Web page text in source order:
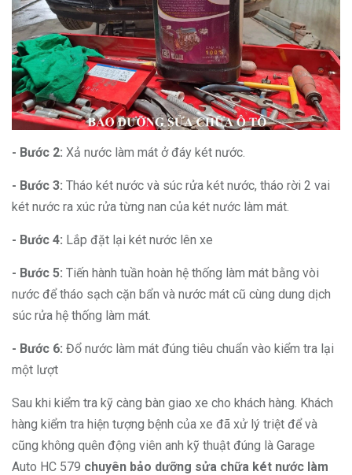
- Bước 2: Xả nước làm mát ở đáy két nước.
- Bước 3: Tháo két nước và súc rửa két nước, tháo rời 2 vai
két nước ra xúc rửa từng nan của két nước làm mát.
- Bước 4: Lắp đặt lại két nước lên xe
- Bước 5: Tiến hành tuần hoàn hệ thống làm mát bằng vòi
nước để tháo sạch cặn bẩn và nước mát cũ cùng dung dịch
súc rửa hệ thống làm mát.
- Bước 6: Đổ nước làm mát đúng tiêu chuẩn vào kiểm tra lại
một lượt
Sau khi kiểm tra kỹ càng bàn giao xe cho khách hàng. Khách
hàng kiểm tra hiện tượng bệnh của xe đã xử lý triệt để và
cũng không quên động viên anh kỹ thuật đúng là Garage
Auto HC 579 chuyên bảo dưỡng sửa chữa két nước làm